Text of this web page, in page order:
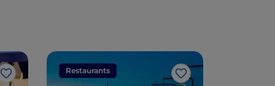
Like
Restaurants
Like